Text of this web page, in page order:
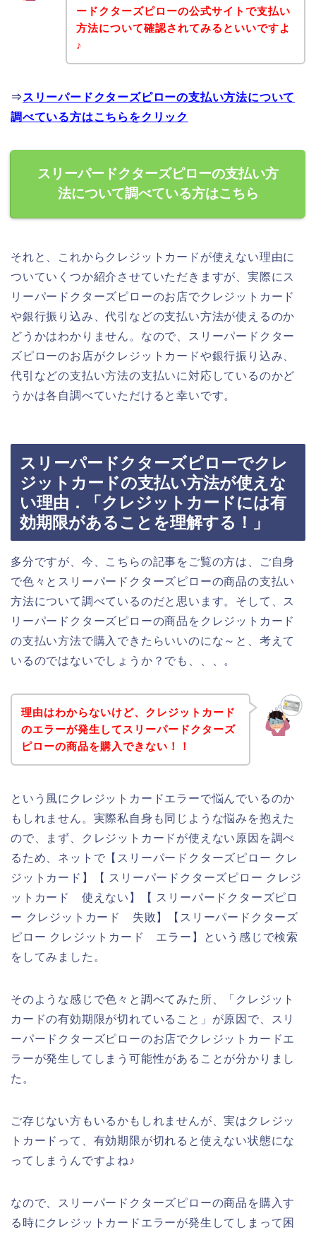
ードクターズピローの公式サイトで支払い
方法について確認されてみるといいですよ
♪
⇒ スリーパードクターズピローの支払い方法について
調べている方はこちらをクリック
スリーパードクターズピローの支払い方
法について調べている方はこちら
それと、これからクレジットカードが使えない理由に
ついていくつか紹介させていただきますが、実際にス
リーパードクターズピローのお店でクレジットカード
や銀行振り込み、代引などの支払い方法が使えるのか
どうかはわかりません。なので、スリーパードクター
ズピローのお店がクレジットカードや銀行振り込み、
代引などの支払い方法の支払いに対応しているのかど
うかは各自調べていただけると幸いです。
スリーパードクターズピローでクレ
ジットカードの支払い方法が使えな
い理由．「クレジットカードには有
効期限があることを理解する！」
多分ですが、今、こちらの記事をご覧の方は、ご自身
で色々とスリーパードクターズピローの商品の支払い
方法について調べているのだと思います。そして、ス
リーパードクターズピローの商品をクレジットカード
の支払い方法で購入できたらいいのにな～と、考えて
いるのではないでしょうか？でも、、、。
理由はわからないけど、クレジットカード
のエラーが発生してスリーパードクターズ
ピローの商品を購入できない！！
という風にクレジットカードエラーで悩んでいるのか
もしれません。実際私自身も同じような悩みを抱えた
ので、まず、クレジットカードが使えない原因を調べ
るため、ネットで【スリーパードクターズピロー クレ
ジットカード】【 スリーパードクターズピロー クレジ
ットカード 使えない】【 スリーパードクターズピロ
ー クレジットカード 失敗】【スリーパードクターズ
ピロー クレジットカード エラー】という感じで検索
をしてみました。
そのような感じで色々と調べてみた所、「クレジット
カードの有効期限が切れていること」が原因で、スリ
ーパードクターズピローのお店でクレジットカードエ
ラーが発生してしまう可能性があることが分かりまし
た。
ご存じない方もいるかもしれませんが、実はクレジッ
トカードって、有効期限が切れると使えない状態にな
ってしまうんですよね♪
なので、スリーパードクターズピローの商品を購入す
る時にクレジットカードエラーが発生してしまって困